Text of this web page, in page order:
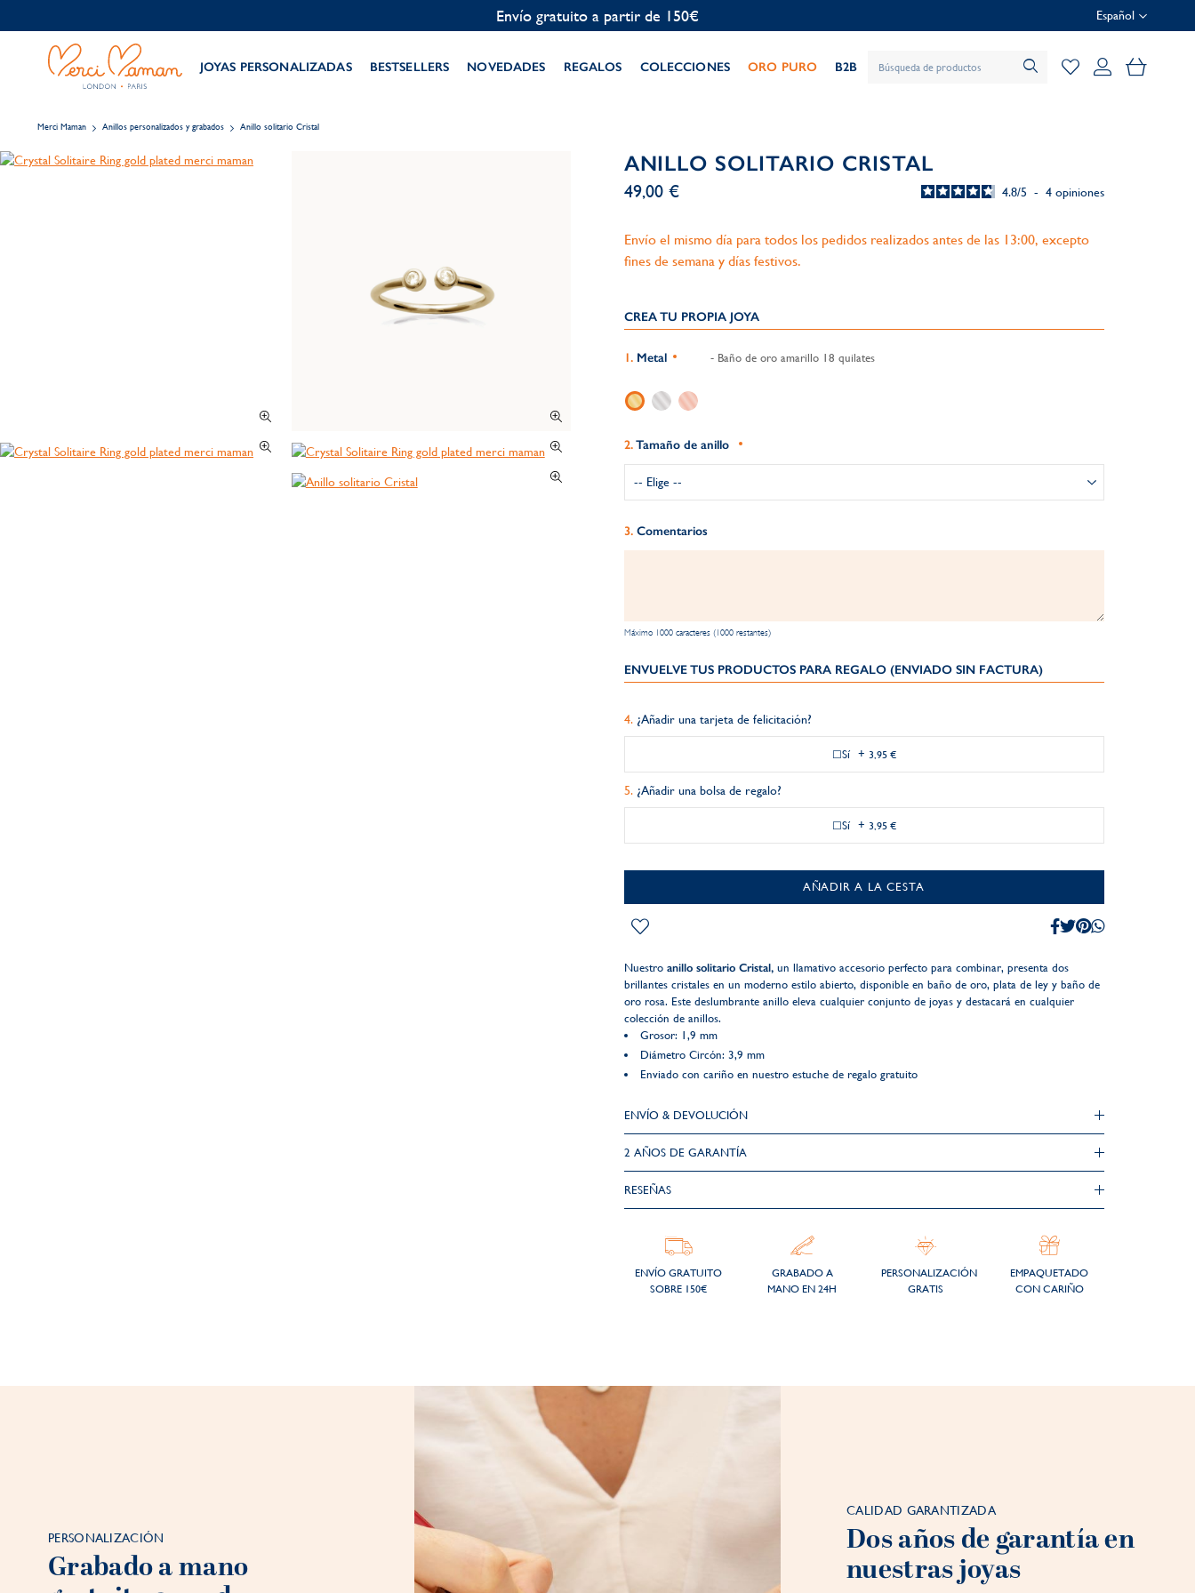
Personalización gratuita Español
JOYAS PERSONALIZADAS BESTSELLERS NOVEDADES REGALOS COLECCIONES ORO PURO B2B Mi cesta
Merci Maman Anillos personalizados y grabados Anillo solitario Cristal
ANILLO SOLITARIO CRISTAL
4.8/5 - 4 opiniones
49,00 €
Envío el mismo día para todos los pedidos realizados antes de las 13:00, excepto
fines de semana y días festivos.
CREA TU PROPIA JOYA
Metal - Baño de oro amarillo 18 quilates
Tamaño de anillo
Comentarios
Máximo 1000 caracteres (1000 restantes)
ENVUELVE TUS PRODUCTOS PARA REGALO (ENVIADO SIN FACTURA)
¿Añadir una tarjeta de felicitación?
Sí + 3,95 €
¿Añadir una bolsa de regalo?
Sí + 3,95 €
AÑADIR A LA CESTA
Nuestro anillo solitario Cristal,un llamativo accesorio perfecto para combinar, presenta dos
brillantes cristales en un moderno estilo abierto, disponible en baño de oro, plata de ley y baño de
oro rosa. Este deslumbrante anillo eleva cualquier conjunto de joyas y destacará en cualquier
colección de anillos.
Grosor: 1,9 mm
Diámetro Circón: 3,9 mm
Enviado con cariño en nuestro estuche de regalo gratuito
ENVÍO & DEVOLUCIÓN
2 AÑOS DE GARANTÍA​
RESEÑAS
ENVÍO GRATUITO
SOBRE 150€
GRABADO A
MANO EN 24H
PERSONALIZACIÓN
GRATIS
EMPAQUETADO
CON CARIÑO
PERSONALIZACIÓN
Grabado a mano
CALIDAD GARANTIZADA
Dos años de garantía en
nuestras joyas